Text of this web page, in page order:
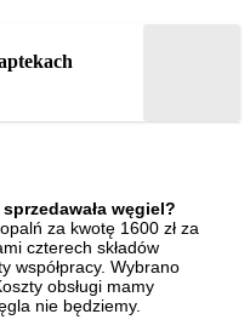
węgiel?
za kwotę 1600 zł za
czterech składów
współpracy. Wybrano
obsługi mamy
nie będziemy.